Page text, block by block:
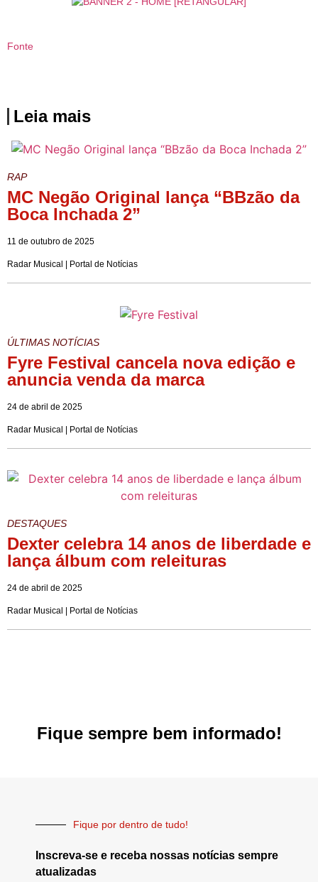
Fonte
Leia mais
RAP
MC Negão Original lança “BBzão da
Boca Inchada 2”
11 de outubro de 2025
Radar Musical | Portal de Notícias
ÚLTIMAS NOTÍCIAS
Fyre Festival cancela nova edição e
anuncia venda da marca
24 de abril de 2025
Radar Musical | Portal de Notícias
DESTAQUES
Dexter celebra 14 anos de liberdade e
lança álbum com releituras
24 de abril de 2025
Radar Musical | Portal de Notícias
Fique sempre bem informado!
Fique por dentro de tudo!
Inscreva-se e receba nossas notícias sempre
atualizadas